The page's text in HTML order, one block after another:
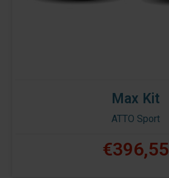
Max Kit
ATTO Sport
€396,55